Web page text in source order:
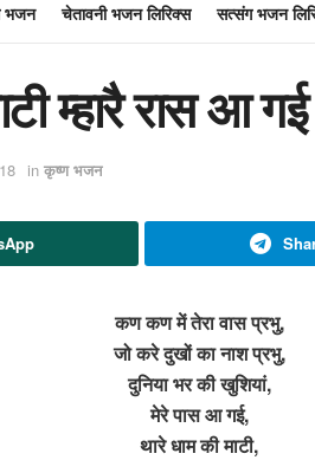
भजन चेतावनी भजन लिरिक्स सत्संग भजन
म्हारै रास आ
in कृष्ण भजन
कण कण में तेरा वास प्रभु,
जो करे दुखों का नाश प्रभु,
दुनिया भर की खुशियां,
मेरे पास आ गई,
थारे धाम की माटी,